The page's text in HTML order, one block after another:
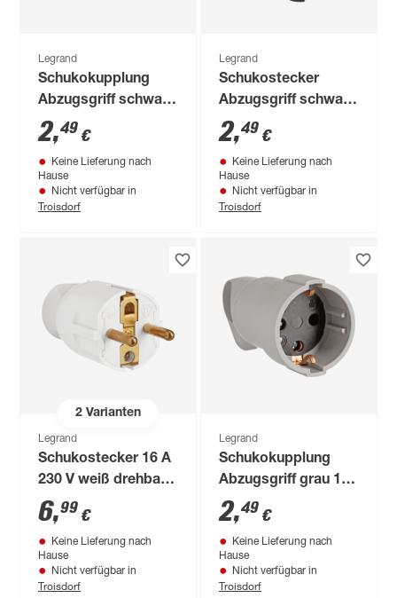
Legrand
Schukokupplung
Abzugsgriff schwarz
16 A 230 V
2,49 €
Keine Lieferung nach
Hause
Nicht verfügbar in
Troisdorf
Legrand
Schukostecker
Abzugsgriff schwarz
16 A
2,49 €
Keine Lieferung nach
Hause
Nicht verfügbar in
Troisdorf
2Varianten
Legrand
Schukostecker 16 A
230 V weiß drehbare
Einführung
6,99 €
Keine Lieferung nach
Hause
Nicht verfügbar in
Troisdorf
Legrand
Schukokupplung
Abzugsgriff grau 16
A 230 V
2,49 €
Keine Lieferung nach
Hause
Nicht verfügbar in
Troisdorf